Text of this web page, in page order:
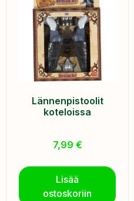
Lännenpistoolit
koteloissa
7,99 €
Lisää
ostoskoriin